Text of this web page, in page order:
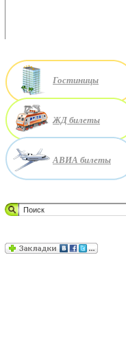
Гостиницы
ЖД билеты
АВИА билеты